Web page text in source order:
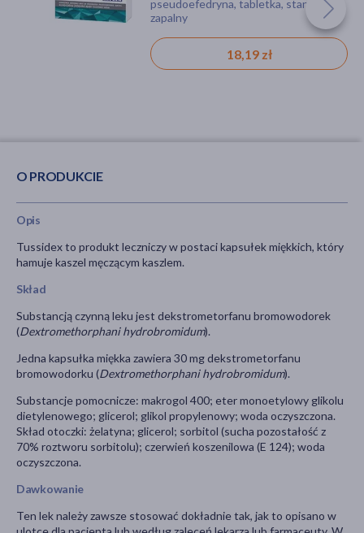
pseudoefedryna, tabletka, stan
zapalny
18,19 zł
O PRODUKCIE
Opis
Tussidex to produkt leczniczy w postaci kapsułek miękkich, który
hamuje kaszel męczącym kaszlem.
Skład
Substancją czynną leku jest dekstrometorfanu bromowodorek
(Dextromethorphani hydrobromidum).
Jedna kapsułka miękka zawiera 30 mg dekstrometorfanu
bromowodorku (Dextromethorphani hydrobromidum).
Substancje pomocnicze: makrogol 400; eter monoetylowy glikolu
dietylenowego; glicerol; glikol propylenowy; woda oczyszczona.
Skład otoczki: żelatyna; glicerol; sorbitol (sucha pozostałość z
70% roztworu sorbitolu); czerwień koszenilowa (E 124); woda
oczyszczona.
Dawkowanie
Ten lek należy zawsze stosować dokładnie tak, jak to opisano w